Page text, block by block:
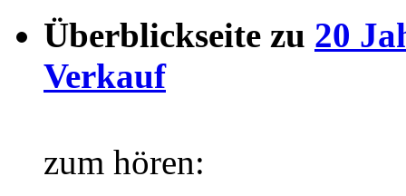
Überblickseite zu 20
Verkauf
zum hören: